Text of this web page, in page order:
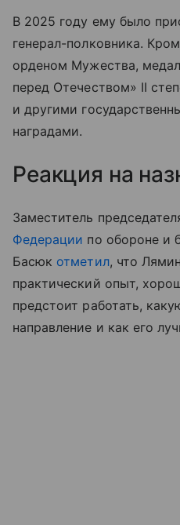
В 2025 году ему было
генерал-полковника.
орденом Мужества,
перед Отечеством» II
и другими
наградами.
Реакция на
Заместитель
Федерации по обороне и
Басюк отметил, что
практический опыт,
предстоит работать,
направление и как его